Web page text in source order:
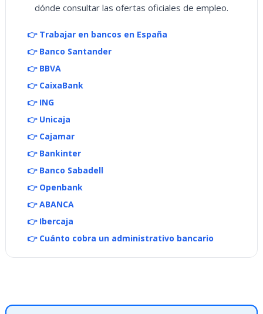
dónde consultar las ofertas oficiales de empleo.
👉 Trabajar en bancos en España
👉 Banco Santander
👉 BBVA
👉 CaixaBank
👉 ING
👉 Unicaja
👉 Cajamar
👉 Bankinter
👉 Banco Sabadell
👉 Openbank
👉 ABANCA
👉 Ibercaja
👉 Cuánto cobra un administrativo bancario